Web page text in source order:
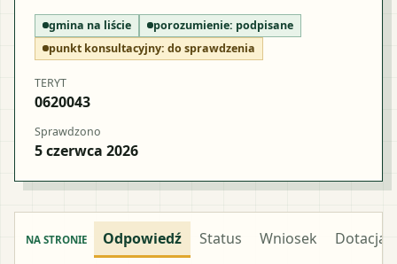
gmina na liście porozumienie: podpisane
punkt konsultacyjny: do sprawdzenia
TERYT
0620043
Sprawdzono
5 czerwca 2026
NA STRONIE Odpowiedź Status Wniosek Dotacja